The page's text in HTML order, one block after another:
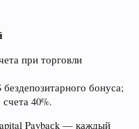
при торговли
бонуса;
40%.
Paybaсk — каждый